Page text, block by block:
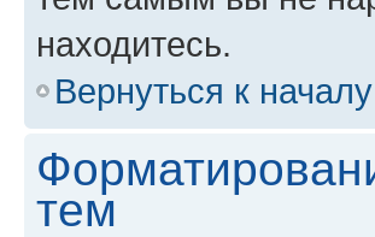
находитесь.
Вернуться к началу
тем